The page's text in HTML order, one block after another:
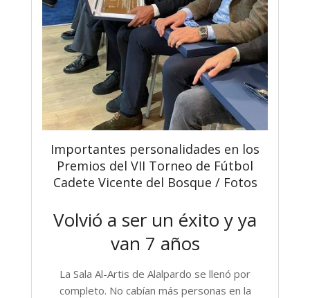
Importantes personalidades en los
Premios del VII Torneo de Fútbol
Cadete Vicente del Bosque / Fotos
Volvió a ser un éxito y ya
van 7 años
La Sala Al-Artis de Alalpardo se llenó por
completo. No cabían más personas en la